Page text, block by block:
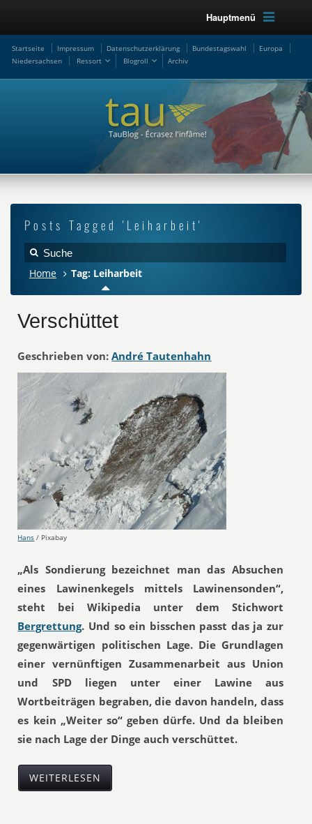
Hauptmenü
Startseite Impressum Datenschutzerklärung Bundestagswahl
Europa
Niedersachsen
Ressort Blogroll Archiv
Posts Tagged 'Leiharbeit'
Home Tag: Leiharbeit
Verschüttet
Geschrieben von: André Tautenhahn
Hans / Pixabay
„Als Sondierung bezeichnet man das Absuchen
eines Lawinenkegels mittels Lawinensonden“,
steht bei Wikipedia unter dem Stichwort
Bergrettung. Und so ein bisschen passt das ja zur
gegenwärtigen politischen Lage. Die Grundlagen
einer vernünftigen Zusammenarbeit aus Union
und SPD liegen unter einer Lawine aus
Wortbeiträgen begraben, die davon handeln, dass
es kein „Weiter so“ geben dürfe. Und da bleiben
sie nach Lage der Dinge auch verschüttet.
WEITERLESEN